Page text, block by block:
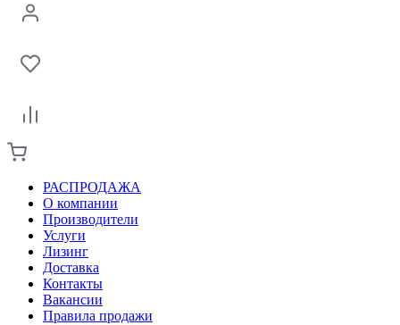
РАСПРОДАЖА
О компании
Производители
Услуги
Лизинг
Доставка
Контакты
Вакансии
Правила продажи